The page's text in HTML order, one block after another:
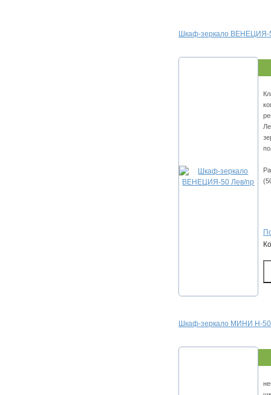
Шкаф-зеркало ВЕНЕЦИЯ-
Шкаф-зеркало МИНИ Н-